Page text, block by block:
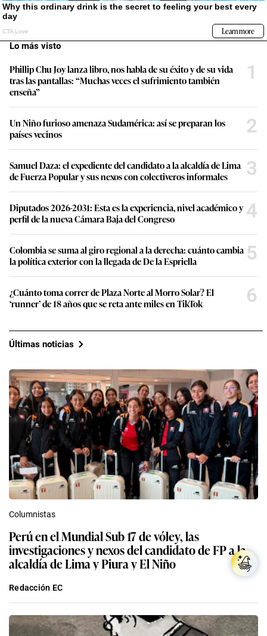
Lo más visto
Phillip Chu Joy lanza libro, nos habla de su éxito y de su vida
tras las pantallas: “Muchas veces el sufrimiento también
enseña”
1
Un Niño furioso amenaza Sudamérica: así se preparan los
países vecinos
2
Samuel Daza: el expediente del candidato a la alcaldía de Lima
de Fuerza Popular y sus nexos con colectiveros informales
3
Diputados 2026-2031: Esta es la experiencia, nivel académico y
perfil de la nueva Cámara Baja del Congreso
4
Colombia se suma al giro regional a la derecha: cuánto cambia
la política exterior con la llegada de De la Espriella
5
¿Cuánto toma correr de Plaza Norte al Morro Solar? El
‘runner’ de 18 años que se reta ante miles en TikTok
6
Últimas noticias
Columnistas
Perú en el Mundial Sub 17 de vóley, las
investigaciones y nexos del candidato de FP a la
alcaldía de Lima y Piura y El Niño
Redacción EC